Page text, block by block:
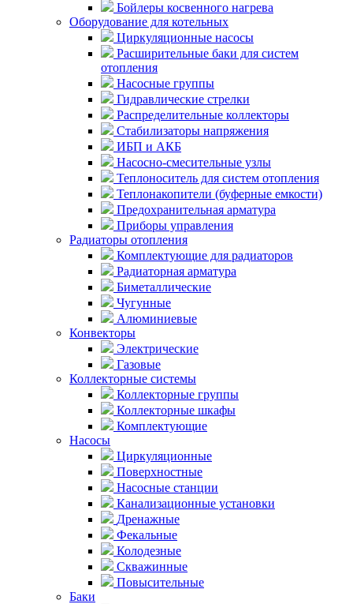
Бойлеры косвенного нагрева
Оборудование для котельных
Циркуляционные насосы
Расширительные баки для систем
отопления
Насосные группы
Гидравлические стрелки
Распределительные коллекторы
Стабилизаторы напряжения
ИБП и АКБ
Насосно-смесительные узлы
Теплоноситель для систем отопления
Теплонакопители (буферные емкости)
Предохранительная арматура
Приборы управления
Радиаторы отопления
Комплектующие для радиаторов
Радиаторная арматура
Биметаллические
Чугунные
Алюминиевые
Конвекторы
Электрические
Газовые
Коллекторные системы
Коллекторные группы
Коллекторные шкафы
Комплектующие
Насосы
Циркуляционные
Поверхностные
Насосные станции
Канализационные установки
Дренажные
Фекальные
Колодезные
Скважинные
Повысительные
Баки